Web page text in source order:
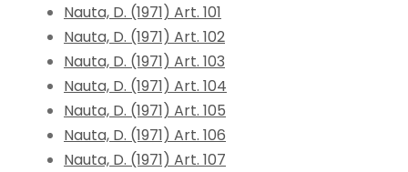
Nauta, D. (1971) Art. 101
Nauta, D. (1971) Art. 102
Nauta, D. (1971) Art. 103
Nauta, D. (1971) Art. 104
Nauta, D. (1971) Art. 105
Nauta, D. (1971) Art. 106
Nauta, D. (1971) Art. 107